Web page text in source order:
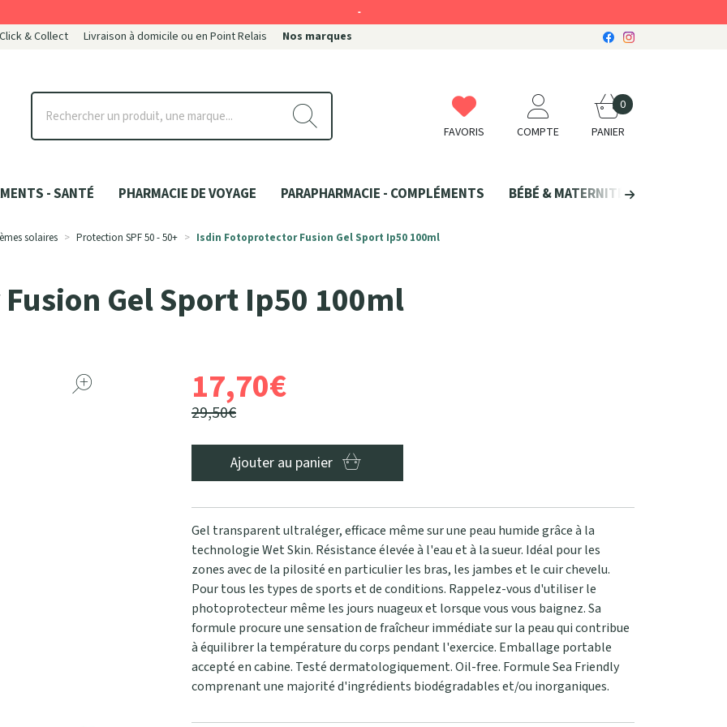
& Collect Livraison à domicile ou en Point Relais Nos marques
FAVORIS COMPTE PANIER
0
- SANTÉ PHARMACIE DE VOYAGE PARAPHARMACIE - COMPLÉMENTS BÉBÉ & MATERNITÉ
solaires Protection SPF 50 - 50+ Isdin Fotoprotector Fusion Gel Sport Ip50 100ml
Gel Sport Ip50 100ml
17,70€
29,50€
Ajouter au panier
Gel transparentultraléger, efficace même sur une peau humide grâce à la
technologie Wet Skin. Résistance élevée à l'eau et à la sueur. Idéal pour les
zones avec de la pilosité en particulier les bras, les jambes et le cuir chevelu.
Pour tous les types de sports et de conditions. Rappelez-vous d'utiliser le
photoprotecteur même les jours nuageux et lorsque vous vous baignez. Sa
formule procure une sensation de fraîcheur immédiate sur la peau qui contribue
à équilibrer la température du corps pendant l'exercice. Emballage portable
accepté en cabine. Testé dermatologiquement. Oil-free. Formule Sea Friendly
comprenant une majorité d'ingrédients biodégradables et/ou inorganiques.